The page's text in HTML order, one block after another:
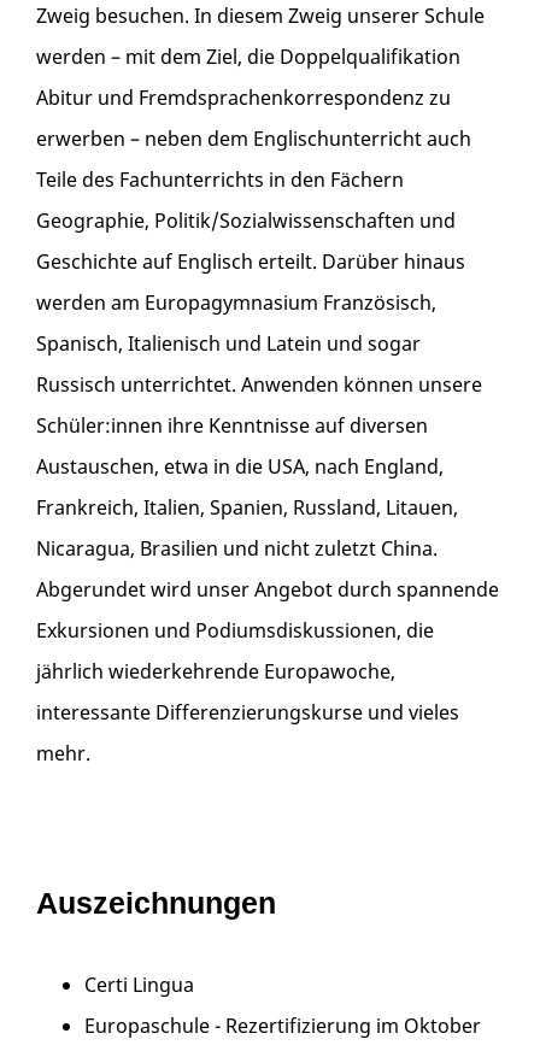
Zweig besuchen. In diesem Zweig unserer Schule
werden – mit dem Ziel, die Doppelqualifikation
Abitur und Fremdsprachenkorrespondenz zu
erwerben – neben dem Englischunterricht auch
Teile des Fachunterrichts in den Fächern
Geographie, Politik/Sozialwissenschaften und
Geschichte auf Englisch erteilt. Darüber hinaus
werden am Europagymnasium Französisch,
Spanisch, Italienisch und Latein und sogar
Russisch unterrichtet. Anwenden können unsere
Schüler:innen ihre Kenntnisse auf diversen
Austauschen, etwa in die USA, nach England,
Frankreich, Italien, Spanien, Russland, Litauen,
Nicaragua, Brasilien und nicht zuletzt China.
Abgerundet wird unser Angebot durch spannende
Exkursionen und Podiumsdiskussionen, die
jährlich wiederkehrende Europawoche,
interessante Differenzierungskurse und vieles
mehr.
Auszeichnungen
Certi Lingua
Europaschule - Rezertifizierung im Oktober